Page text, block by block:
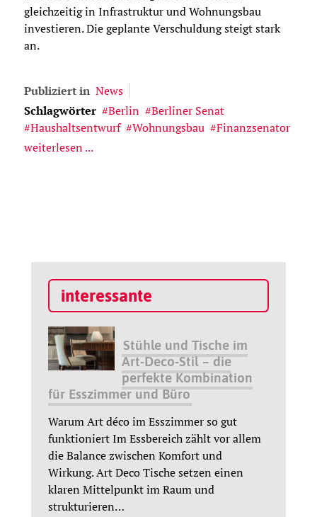
gleichzeitig in Infrastruktur und Wohnungsbau
investieren. Die geplante Verschuldung steigt stark
an.
Publiziert in News
Schlagwörter
Berlin
Berliner Senat
Haushaltsentwurf
Wohnungsbau
Finanzsenator
weiterlesen ...
interessante
Stühle und Tische im
Art-Deco-Stil – die
perfekte Kombination
für Esszimmer und Büro
Warum Art déco im Esszimmer so gut
funktioniert Im Essbereich zählt vor allem
die Balance zwischen Komfort und
Wirkung. Art Deco Tische setzen einen
klaren Mittelpunkt im Raum und
strukturieren…